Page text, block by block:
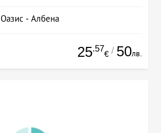
Оазис - Албена
25.57
€ / 50лв.